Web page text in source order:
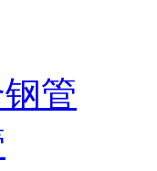
管